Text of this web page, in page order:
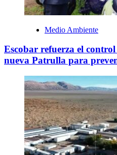
Medio Ambiente
Escobar refuerza el
nueva Patrulla para